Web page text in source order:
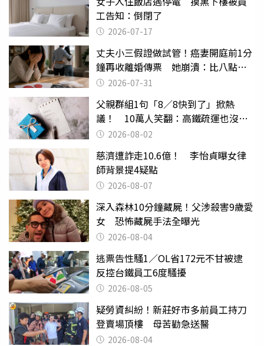
工告知：倒閉了
2026-07-17
丈夫小三假證做試管！癌妻開庭前1分
鐘再收離婚傳票 她崩潰：比八點檔
還扯2026-07-31
父親群組1句「8／8快到了」掀熱
議！ 10萬人笑翻：高鐵疏運也沒列
父親節
2026-08-02
慈濟遭詐走10.6億！ 李怡貞曝女律
師背景提4疑點
2026-08-07
深入森林10分鐘藏屍！父涉殺害9歲愛
女 恐怖藏屍手法全曝光
2026-08-04
逃票告性騷1／OL省172元不甘被逮
反控台鐵員工6度騷擾
2026-08-05
疑勞資糾紛！新莊好市多前員工持刀
登賣場頂樓 母苦勸急送醫
2026-08-04